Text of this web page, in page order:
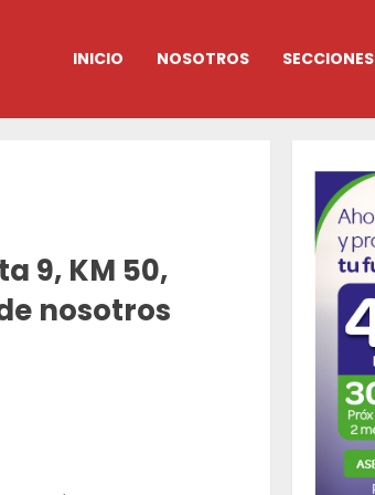
INICIO NOSOTROS SECCIONES
9, KM 50,
nosotros